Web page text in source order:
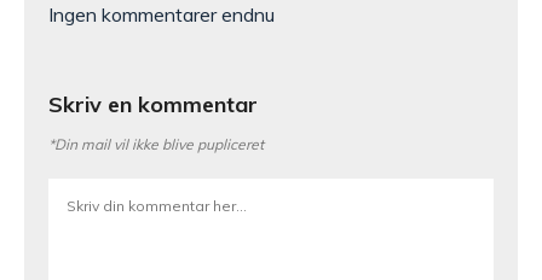
Ingen kommentarer endnu
Skriv en kommentar
*Din mail vil ikke blive pupliceret